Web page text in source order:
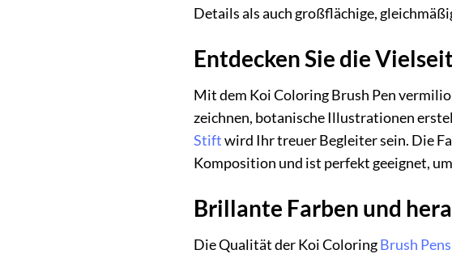
Details als auch großflächige,
Entdecken Sie die
Mit dem Koi Coloring Brush Pen
zeichnen, botanische Illustrationen
Stiftwird Ihr treuer Begleiter sein. Die
Komposition und ist perfekt geeignet,
Brillante Farben und
Die Qualität der Koi ColoringBrush Pens